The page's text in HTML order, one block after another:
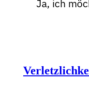
Ja, ich